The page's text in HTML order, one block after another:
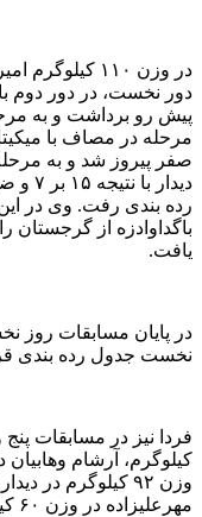
در وزن ۱۱۰
پیش رو برداشت و به
صفر پیروز شد و به
باگداوادزه از
یافت.
نخست جدول رده بندی قرار دارد و
وزن ۹۲ کیلوگرم در
مهرعلیزاده در وزن ۶۰ کیلوگرم نیز در گروه بازنده‌ها حضور دارند.